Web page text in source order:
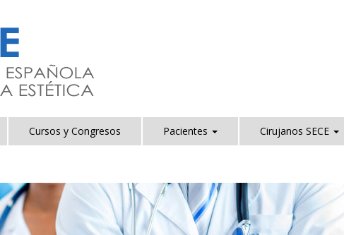
Cursos y Congresos Pacientes Cirujanos SECE